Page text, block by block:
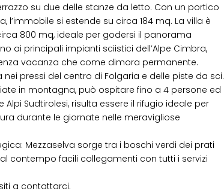
su due delle stanze da letto. Con un portico
si estende su circa 184 mq. La villa è
800 mq, ideale per godersi il panorama
ai principali impianti sciistici dell’Alpe Cimbra,
vacanza che come dimora permanente.
pressi del centro di Folgaria e delle piste da sci.
in montagna, può ospitare fino a 4 persone ed
Sudtirolesi, risulta essere il rifugio ideale per
durante le giornate nelle meravigliose
Mezzaselva sorge tra i boschi verdi dei prati
contempo facili collegamenti con tutti i servizi
a contattarci.